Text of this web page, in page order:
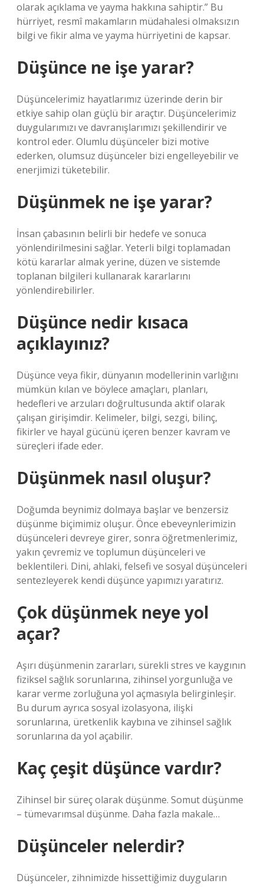
olarak açıklama ve yayma hakkına sahiptir.” Bu
hürriyet, resmî makamların müdahalesi olmaksızın
bilgi ve fikir alma ve yayma hürriyetini de kapsar.
Düşünce ne işe yarar?
Düşüncelerimiz hayatlarımız üzerinde derin bir
etkiye sahip olan güçlü bir araçtır. Düşüncelerimiz
duygularımızı ve davranışlarımızı şekillendirir ve
kontrol eder. Olumlu düşünceler bizi motive
ederken, olumsuz düşünceler bizi engelleyebilir ve
enerjimizi tüketebilir.
Düşünmek ne işe yarar?
İnsan çabasının belirli bir hedefe ve sonuca
yönlendirilmesini sağlar. Yeterli bilgi toplamadan
kötü kararlar almak yerine, düzen ve sistemde
toplanan bilgileri kullanarak kararlarını
yönlendirebilirler.
Düşünce nedir kısaca
açıklayınız?
Düşünce veya fikir, dünyanın modellerinin varlığını
mümkün kılan ve böylece amaçları, planları,
hedefleri ve arzuları doğrultusunda aktif olarak
çalışan girişimdir. Kelimeler, bilgi, sezgi, bilinç,
fikirler ve hayal gücünü içeren benzer kavram ve
süreçleri ifade eder.
Düşünmek nasıl oluşur?
Doğumda beynimiz dolmaya başlar ve benzersiz
düşünme biçimimiz oluşur. Önce ebeveynlerimizin
düşünceleri devreye girer, sonra öğretmenlerimiz,
yakın çevremiz ve toplumun düşünceleri ve
beklentileri. Dini, ahlaki, felsefi ve sosyal düşünceleri
sentezleyerek kendi düşünce yapımızı yaratırız.
Çok düşünmek neye yol
açar?
Aşırı düşünmenin zararları, sürekli stres ve kaygının
fiziksel sağlık sorunlarına, zihinsel yorgunluğa ve
karar verme zorluğuna yol açmasıyla belirginleşir.
Bu durum ayrıca sosyal izolasyona, ilişki
sorunlarına, üretkenlik kaybına ve zihinsel sağlık
sorunlarına da yol açabilir.
Kaç çeşit düşünce vardır?
Zihinsel bir süreç olarak düşünme. Somut düşünme
– tümevarımsal düşünme. Daha fazla makale…
Düşünceler nelerdir?
Düşünceler, zihnimizde hissettiğimiz duyguların